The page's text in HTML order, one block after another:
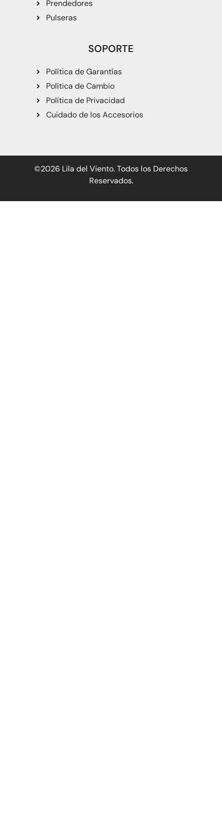
Prendedores
Pulseras
SOPORTE
Política de Garantías
Política de Cambio
Política de Privacidad
Cuidado de los Accesorios
©2026 Lila del Viento. Todos los Derechos
Reservados.